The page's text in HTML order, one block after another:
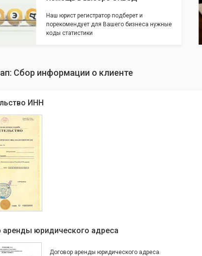
Наш юрист регистратор подберет и
порекомендует для Вашего бизнеса нужные
коды статистики
Сбор информации о клиенте
ИНН
аренды юридического адреса
Договор аренды юридического адреса.